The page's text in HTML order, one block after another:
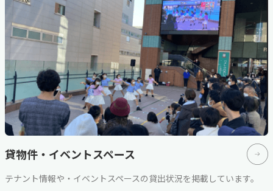
貸物件・イベントスペース
テナント情報や・イベントスペースの貸出状況を掲載しています。